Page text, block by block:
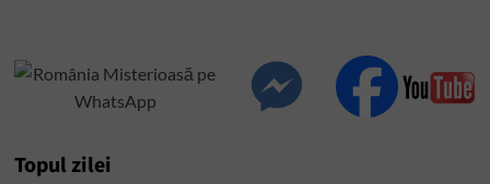
(iunie
1940
1941)
Topul zilei